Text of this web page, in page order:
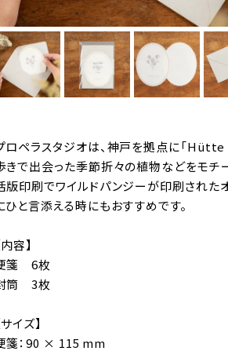
ロペラスタジオは、神戸を拠点に「
きで出会った季節折々の植物などをモチ
版印刷でワイルドパンジーが印刷された
ひと言添える時にもおすすめです。
内容】
箋 6枚
筒 3枚
サイズ】
箋：90 × 115 mm